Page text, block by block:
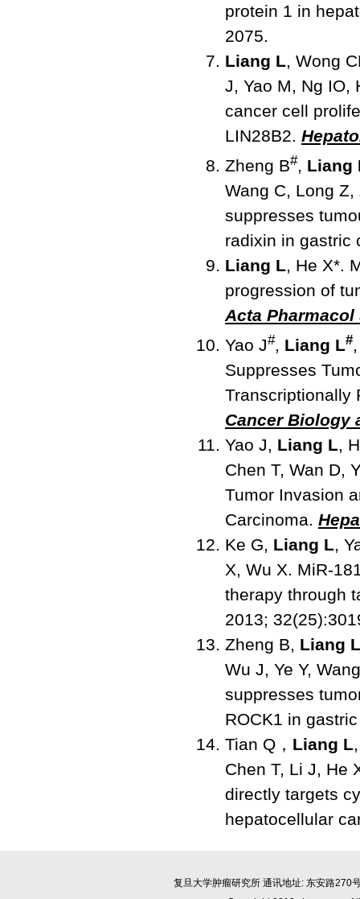
protein 1 in
2075.
Liang L, Wong
J, Yao M, Ng IO,
cancer cell
LIN28B2.
Zheng B#, Liang
Wang C, Long Z,
suppresses
radixin in gastric
Liang L, He X*.
progression of
Acta Pharmacol
Yao J#, Liang L#
Suppresses
Transcriptionally
Cancer Biology
Yao J, Liang L,
Chen T, Wan D,
Tumor Invasion
Carcinoma.
Ke G, Liang L,
X, Wu X. MiR-
therapy through
2013;
Zheng B, Liang L
Wu J, Ye Y,
suppresses
ROCK1 in
Tian Q， Liang L
Chen T, Li J, He
directly targets
hepatocellular
复旦大学肿瘤研究所 通讯地址: 东安路